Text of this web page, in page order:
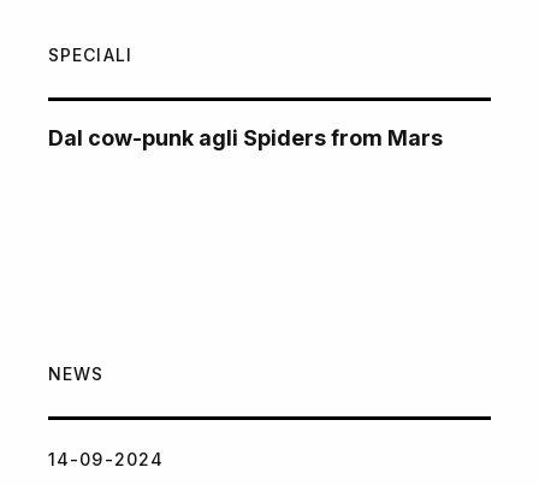
SPECIALI
Dal cow-punk agli Spiders from Mars
NEWS
14-09-2024